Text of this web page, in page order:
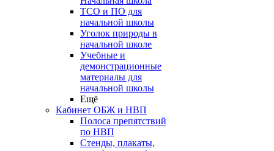
ТСО и ПО для
начальной школы
Уголок природы в
начальной школе
Учебные и
демонстрационные
материалы для
начальной школы
Ещё
Кабинет ОБЖ и НВП
Полоса препятствий
по НВП
Стенды, плакаты,